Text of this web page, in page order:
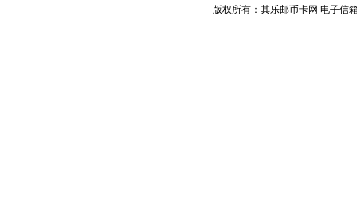
版权所有：其乐邮币卡网 电子信